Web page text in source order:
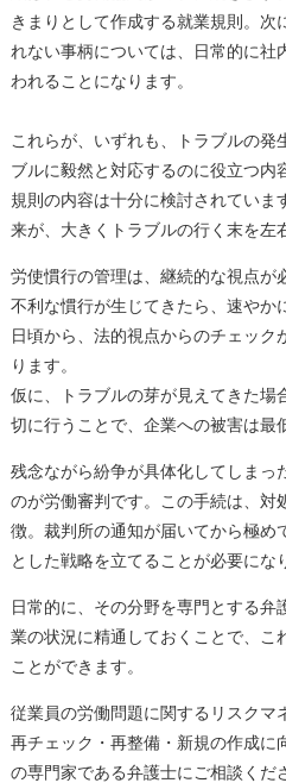
きまりとして作成する就業規則。次
れない事柄については、日常的に社
われることになります。
これらが、いずれも、トラブルの発
ブルに毅然と対応するのに役立つ内
規則の内容は十分に検討されていま
来が、大きくトラブルの行く末を左
労使慣行の管理は、継続的な視点が
不利な慣行が生じてきたら、速やか
日頃から、法的視点からのチェック
ります。
仮に、トラブルの芽が見えてきた場
切に行うことで、企業への被害は最
残念ながら紛争が具体化してしまっ
のが労働審判です。この手続は、対
徴。裁判所の通知が届いてから極め
とした戦略を立てることが必要にな
日常的に、その分野を専門とする弁
業の状況に精通しておくことで、こ
ことができます。
従業員の労働問題に関するリスクマ
再チェック・再整備・新規の作成に
の専門家である弁護士にご相談くだ